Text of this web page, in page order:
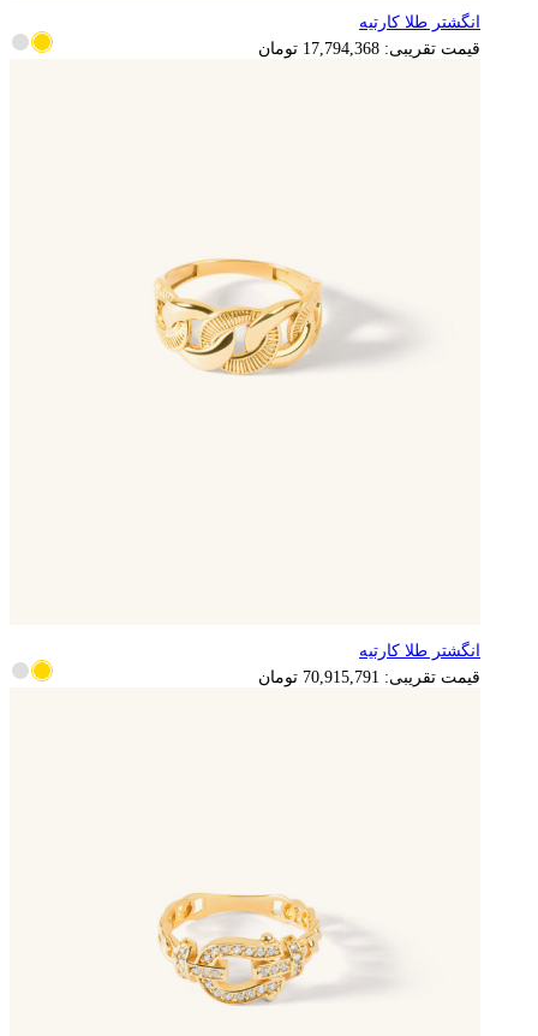
3,558,874 تومان انگشتر طلا کارتیه
قیمت تقریبی:17,794,368 تومان
14,183,158 تومان
انگشتر طلا کارتیه
قیمت تقریبی:70,915,791 تومان